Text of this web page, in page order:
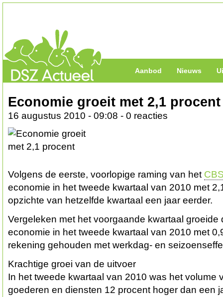
Aanbod Nieuws
Economie groeit met 2,1 procent
16 augustus 2010 - 09:08 - 0 reacties
Volgens de eerste, voorlopige raming van het
economie in het tweede kwartaal van 2010 met
opzichte van hetzelfde kwartaal een jaar eerder.
Vergeleken met het voorgaande kwartaal groeide
economie in het tweede kwartaal van 2010 met
rekening gehouden met werkdag- en
Krachtige groei van de uitvoer
In het tweede kwartaal van 2010 was het volume
goederen en diensten 12 procent hoger dan een